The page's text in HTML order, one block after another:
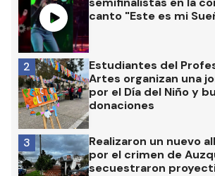
canto "Este es mi
Estudiantes del
Artes organizan una
por el Día del Niño y
donaciones
2
Realizaron un nuevo
por el crimen de
secuestraron
3